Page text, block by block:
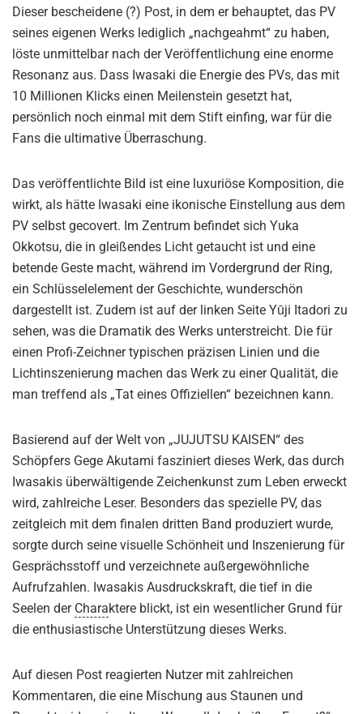
Dieser bescheidene (?) Post, in dem er behauptet, das PV
seines eigenen Werks lediglich „nachgeahmt“ zu haben,
löste unmittelbar nach der Veröffentlichung eine enorme
Resonanz aus. Dass Iwasaki die Energie des PVs, das mit
10 Millionen Klicks einen Meilenstein gesetzt hat,
persönlich noch einmal mit dem Stift einfing, war für die
Fans die ultimative Überraschung.
Das veröffentlichte Bild ist eine luxuriöse Komposition, die
wirkt, als hätte Iwasaki eine ikonische Einstellung aus dem
PV selbst gecovert. Im Zentrum befindet sich Yuka
Okkotsu, die in gleißendes Licht getaucht ist und eine
betende Geste macht, während im Vordergrund der Ring,
ein Schlüsselelement der Geschichte, wunderschön
dargestellt ist. Zudem ist auf der linken Seite Yūji Itadori zu
sehen, was die Dramatik des Werks unterstreicht. Die für
einen Profi-Zeichner typischen präzisen Linien und die
Lichtinszenierung machen das Werk zu einer Qualität, die
man treffend als „Tat eines Offiziellen“ bezeichnen kann.
Basierend auf der Welt von „JUJUTSU KAISEN“ des
Schöpfers Gege Akutami fasziniert dieses Werk, das durch
Iwasakis überwältigende Zeichenkunst zum Leben erweckt
wird, zahlreiche Leser. Besonders das spezielle PV, das
zeitgleich mit dem finalen dritten Band produziert wurde,
sorgte durch seine visuelle Schönheit und Inszenierung für
Gesprächsstoff und verzeichnete außergewöhnliche
Aufrufzahlen. Iwasakis Ausdruckskraft, die tief in die
Seelen der Charaktere blickt, ist ein wesentlicher Grund für
die enthusiastische Unterstützung dieses Werks.
Auf diesen Post reagierten Nutzer mit zahlreichen
Kommentaren, die eine Mischung aus Staunen und